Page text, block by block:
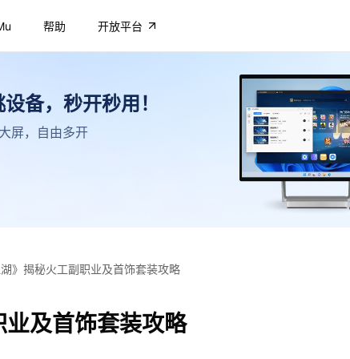
帮助 开放平台
备，秒开秒用！
屏，自由多开
湖》揭秘火工副职业及首饰套装攻略
业及首饰套装攻略